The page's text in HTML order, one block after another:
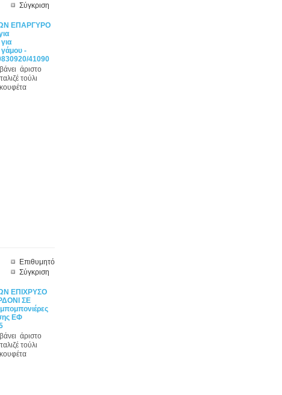
Σύγκριση
ΕΠΑΡΓΥΡΟ
γάμου -
41090
άριστο
τούλι
Επιθυμητό
Σύγκριση
ΕΠΙΧΡΥΣΟ
ΣΕ
ΕΦ
άριστο
τούλι